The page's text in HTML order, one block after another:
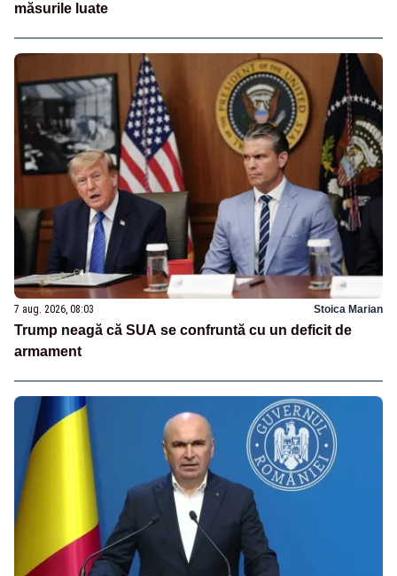
măsurile luate
7 aug. 2026, 08:03 Stoica Marian
Trump neagă că SUA se confruntă cu un deficit de
armament